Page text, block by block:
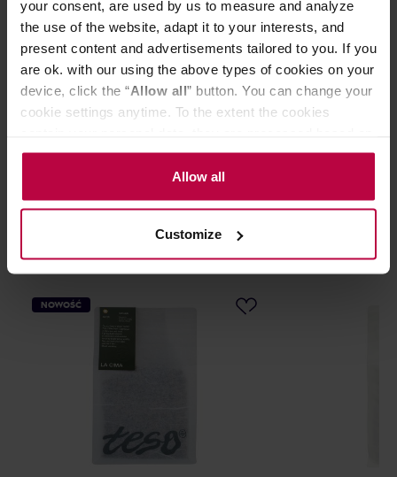
your consent, are used by us to measure and analyze
the use of the website, adapt it to your interests, and
present content and advertisements tailored to you. If you
are ok. with our using the above types of cookies on your
device, click the “Allow all” button. You can change your
cookie settings anytime. To the extent the cookies
the controller’s (namely, ALL GOOD S.A., ul.
Mazowiecka 24I/U9, 78-100 Kołobrzeg) or third parties’
legitimate interests which are to ensure a high quality of
activities of the controller and authorized entities. More
information about cookies and the personal data
Privacy Policy.
Allow all
Customize
Przechowywać w suchym i chłodnym miejscu.
CECHY
Może Cię zainteresować
NOWOŚĆ